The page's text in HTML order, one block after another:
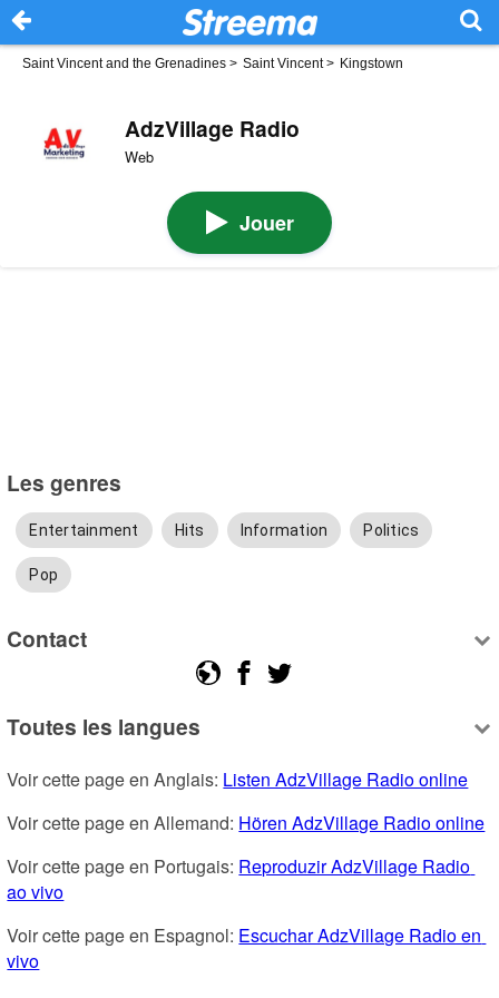
Saint Vincent and the Grenadines > Saint Vincent> Kingstown
AdzVillage Radio
Web
Jouer
Les genres
Entertainment Hits Information Politics
Pop
Contact
Toutes les langues
Voir cette page en Anglais: Listen AdzVillage Radio online
Voir cette page en Allemand: Hören AdzVillage Radio online
Voir cette page en Portugais: Reproduzir AdzVillage Radio
ao vivo
Voir cette page en Espagnol: Escuchar AdzVillage Radio en
vivo